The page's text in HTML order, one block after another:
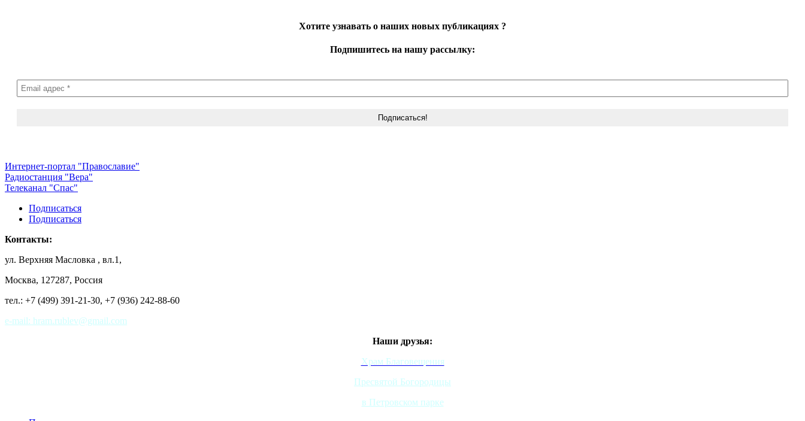
Хотите узнавать о наших новых публикациях ?
Подпишитесь на нашу рассылку:
Интернет-портал "Православие"
Радиостанция "Вера"
Телеканал "Спас"
Подписаться
Подписаться
Контакты:
ул. Верхняя Масловка , вл.1,
Москва, 127287, Россия
тел.: +7 (499) 391-21-30, +7 (936) 242-88-60
e-mail: hram.rublev@gmail.com
Наши друзья:
Храм Благовещения
Пресвятой Богородицы
в Петровском парке